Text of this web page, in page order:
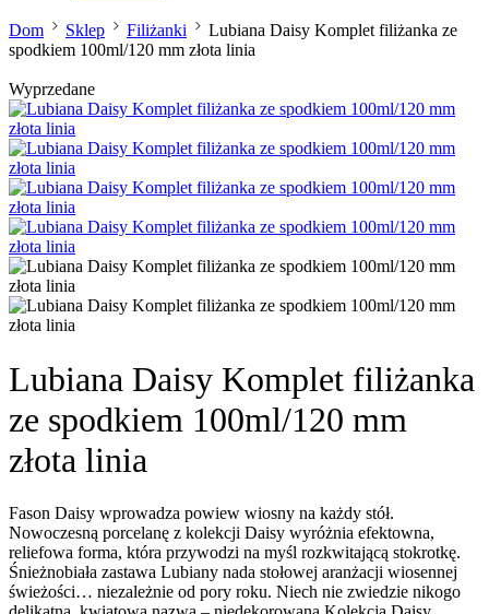
Dom Sklep Filiżanki
Lubiana Daisy Komplet filiżanka ze
spodkiem 100ml/120 mm złota linia
Wyprzedane
Lubiana Daisy Komplet filiżanka
ze spodkiem 100ml/120 mm
złota linia
Fason Daisy wprowadza powiew wiosny na każdy stół.
Nowoczesną porcelanę z kolekcji Daisy wyróżnia efektowna,
reliefowa forma, która przywodzi na myśl rozkwitającą stokrotkę.
Śnieżnobiała zastawa Lubiany nada stołowej aranżacji wiosennej
świeżości… niezależnie od pory roku. Niech nie zwiedzie nikogo